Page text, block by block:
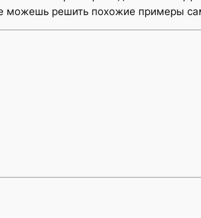
можешь решить похожие примеры